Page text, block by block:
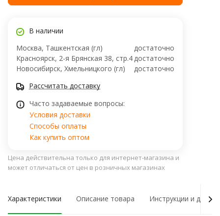
В наличии
Москва, Ташкентская (гл)
достаточно
Красноярск, 2-я Брянская 38, стр.4достаточно
Новосибирск, Хмельницкого (гл)
достаточно
Рассчитать доставку
Часто задаваемые вопросы:
Условия доставки
Способы оплаты
Как купить оптом
Цена действительна только для интернет-магазина и
может отличаться от цен в розничных магазинах
Характеристики Описание товара Инструкции и